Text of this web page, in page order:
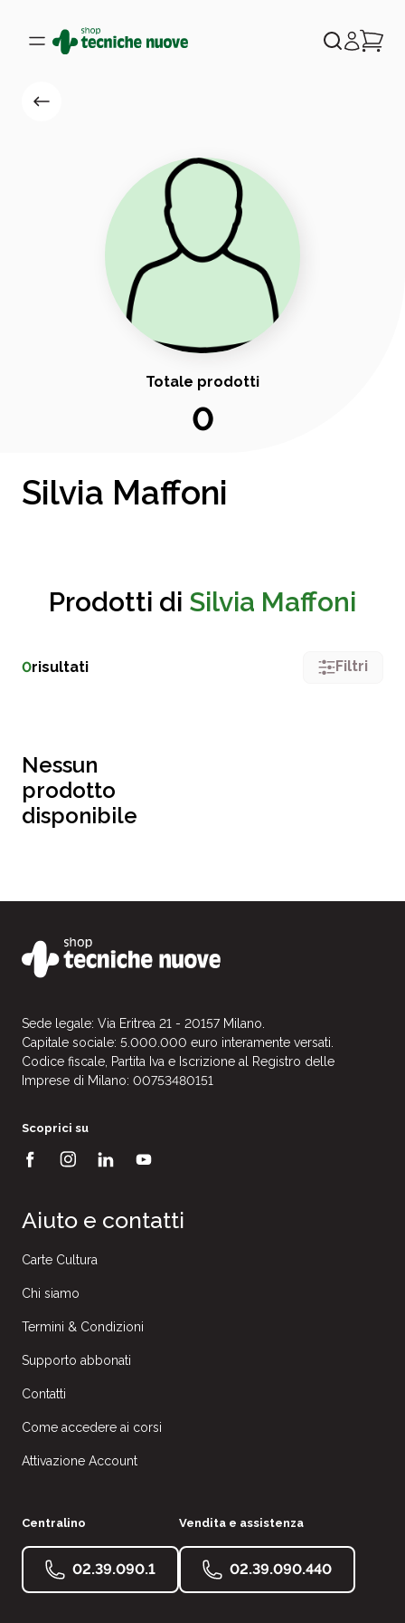
Totale prodotti
0
Silvia Maffoni
Prodotti di Silvia Maffoni
0risultati Filtri
Nessun
prodotto
disponibile
Sede legale: Via Eritrea 21 - 20157 Milano.
Capitale sociale: 5.000.000 euro interamente versati.
Codice fiscale, Partita Iva e Iscrizione al Registro delle
Imprese di Milano: 00753480151
Scoprici su
Aiuto e contatti
Carte Cultura
Chi siamo
Termini & Condizioni
Supporto abbonati
Contatti
Come accedere ai corsi
Attivazione Account
Centralino
02.39.090.1
Vendita e assistenza
02.39.090.440